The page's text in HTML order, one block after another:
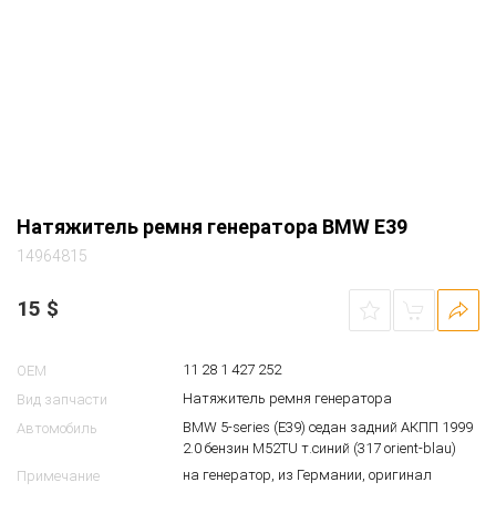
Натяжитель ремня генератора BMW E39
14964815
15 $
OEM
11 28 1 427 252
Вид запчасти
Натяжитель ремня генератора
Автомобиль
BMW 5-series (E39) седан задний АКПП 1999
2.0 бензин M52TU т.синий (317 orient-blau)
Примечание
на генератор, из Германии, оригинал